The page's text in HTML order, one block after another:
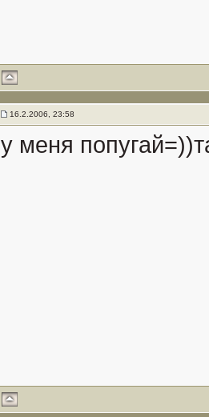
16.2.2006, 23:58
у меня